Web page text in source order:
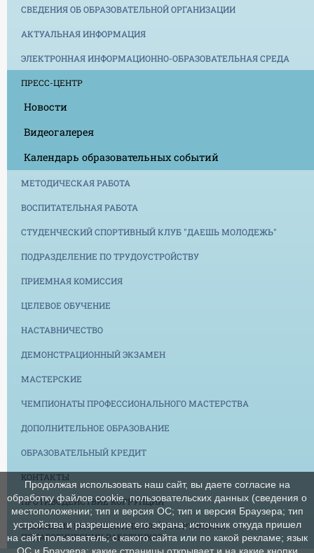
СВЕДЕНИЯ ОБ ОБРАЗОВАТЕЛЬНОЙ ОРГАНИЗАЦИИ
АКТУАЛЬНАЯ ИНФОРМАЦИЯ
ЭЛЕКТРОННАЯ ИНФОРМАЦИОННО-ОБРАЗОВАТЕЛЬНАЯ СРЕДА
ПРЕСС-ЦЕНТР
Новости
Видеогалерея
Календарь образовательных событий
МЕТОДИЧЕСКАЯ РАБОТА
ВОСПИТАТЕЛЬНАЯ РАБОТА
СТУДЕНЧЕСКИЙ СПОРТИВНЫЙ КЛУБ "ДАЕШЬ МОЛОДЕЖЬ"
ПОДРАЗДЕЛЕНИЕ ПО ТРУДОУСТРОЙСТВУ
ПРИЕМНАЯ КОМИССИЯ
ЦЕЛЕВОЕ ОБУЧЕНИЕ
НАСТАВНИЧЕСТВО
ДЕМОНСТРАЦИОННЫЙ ЭКЗАМЕН
МАСТЕРСКИЕ
ЧЕМПИОНАТЫ ПРОФЕССИОНАЛЬНОГО МАСТЕРСТВА
ДОПОЛНИТЕЛЬНОЕ ОБРАЗОВАНИЕ
ОБРАЗОВАТЕЛЬНЫЙ КРЕДИТ
КОНТАКТЫ
ПРОТИВОДЕЙСТВИЕ КОРРУПЦИИ
СНИЖЕНИЕ БЮРОКРАТИЧЕСКОЙ НАГРУЗКИ НА
ПЕДАГОГИЧЕСКИХ РАБОТНИКОВ
Продолжая использовать наш сайт, вы даете согласие на
обработку файлов cookie, пользовательских данных (сведения о
местоположении; тип и версия ОС; тип и версия Браузера; тип
устройства и разрешение его экрана; источник откуда пришел
на сайт пользователь; с какого сайта или по какой рекламе; язык